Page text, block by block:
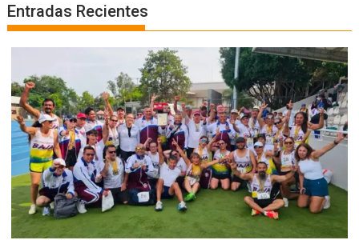
Entradas Recientes